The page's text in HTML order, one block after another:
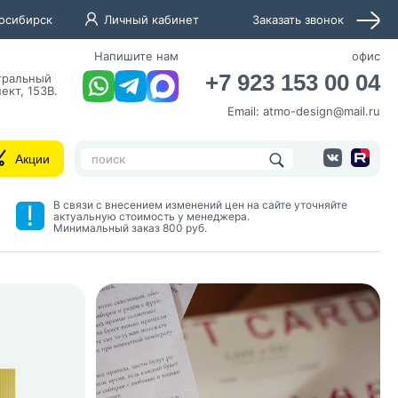
Личный кабинет Заказать звонок
153В.
Напишите нам офис
+7 923 153 00 04
Email: atmo-design@mail.ru
Акции
В связи с внесением изменений цен на сайте уточняйте
актуальную стоимость у менеджера.
Минимальный заказ 800 руб.
и согласие с